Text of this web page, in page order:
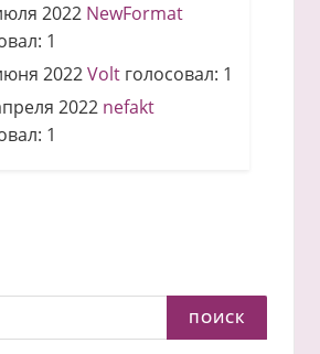
2022 NewFormat
1
2022Voltголосовал: 1
2022 nefakt
1